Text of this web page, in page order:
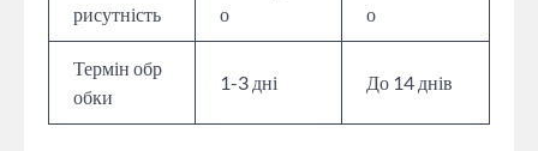
рисутність
о
о
Термін обр
обки
1-3 дні До 14 днів